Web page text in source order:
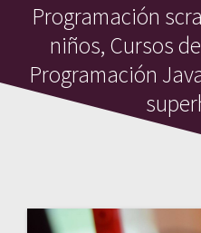
Programación
niños, Cursos
Programación